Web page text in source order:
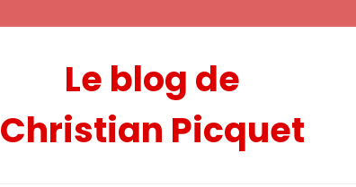
Le blog de
Christian Picquet